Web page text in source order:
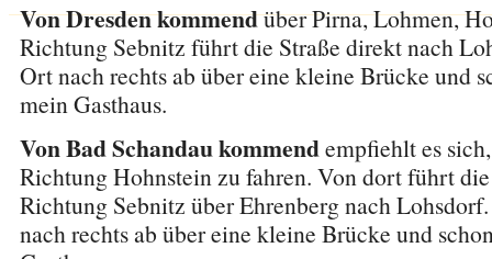
Von Dresden kommendüber Pirna, Lohmen,
Richtung Sebnitz führt die Straße direkt nach
Ort nach rechts ab über eine kleine Brücke und
mein Gasthaus.
Von Bad Schandau kommendempfiehlt es
Richtung Hohnstein zu fahren. Von dort führt
Richtung Sebnitz über Ehrenberg nach
nach rechts ab über eine kleine Brücke und